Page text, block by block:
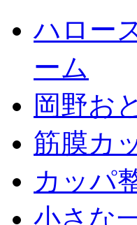
ハロー
ーム
岡野お
筋膜カ
カッパ
小さな